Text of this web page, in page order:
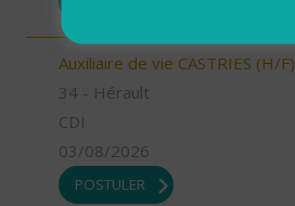
Auxiliaire de vie CASTRIES (H/F)
34 - Hérault
CDI
03/08/2026
POSTULER